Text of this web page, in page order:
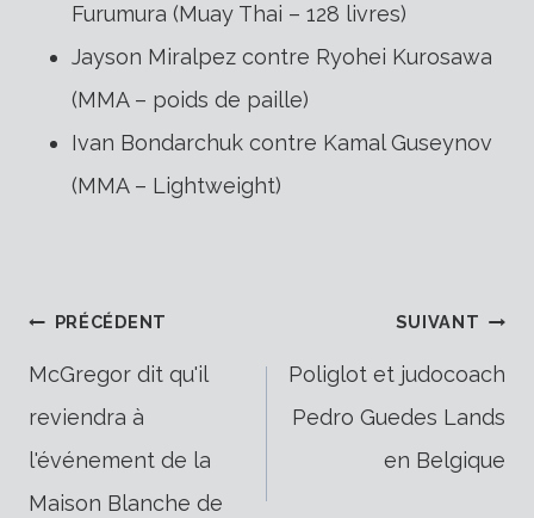
Furumura (Muay Thai – 128 livres)
Jayson Miralpez contre Ryohei Kurosawa
(MMA – poids de paille)
Ivan Bondarchuk contre Kamal Guseynov
(MMA – Lightweight)
Navigation
de
PRÉCÉDENT
McGregor dit qu'il
reviendra à
l'événement de la
Maison Blanche de
SUIVANT
Poliglot et judocoach
Pedro Guedes Lands
en Belgique